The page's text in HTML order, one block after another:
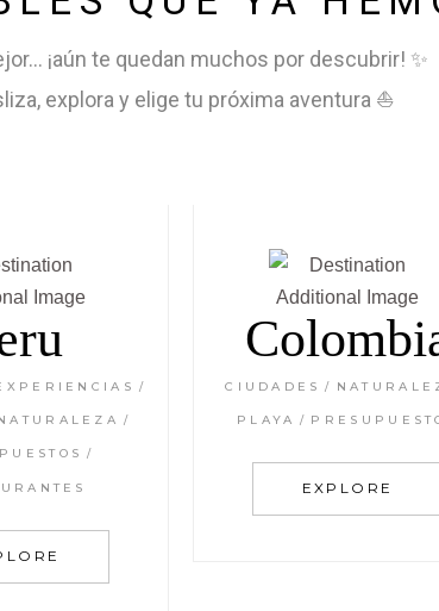
¡aún te quedan muchos por descubrir! ✨
explora y elige tu próxima aventura ⛵
CIUDADES
PLAYA
EXPLORE